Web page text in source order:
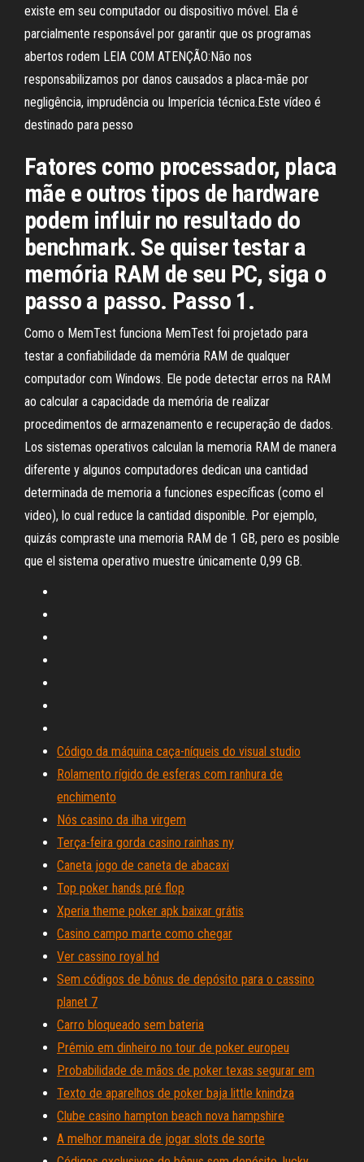
existe em seu computador ou dispositivo móvel. Ela é
parcialmente responsável por garantir que os programas
abertos rodem LEIA COM ATENÇÃO:Não nos
responsabilizamos por danos causados a placa-mãe por
negligência, imprudência ou Imperícia técnica.Este vídeo é
destinado para pesso
Fatores como processador, placa
mãe e outros tipos de hardware
podem influir no resultado do
benchmark. Se quiser testar a
memória RAM de seu PC, siga o
passo a passo. Passo 1.
Como o MemTest funciona MemTest foi projetado para
testar a confiabilidade da memória RAM de qualquer
computador com Windows. Ele pode detectar erros na RAM
ao calcular a capacidade da memória de realizar
procedimentos de armazenamento e recuperação de dados.
Los sistemas operativos calculan la memoria RAM de manera
diferente y algunos computadores dedican una cantidad
determinada de memoria a funciones específicas (como el
video), lo cual reduce la cantidad disponible. Por ejemplo,
quizás compraste una memoria RAM de 1 GB, pero es posible
que el sistema operativo muestre únicamente 0,99 GB.
Código da máquina caça-níqueis do visual studio
Rolamento rígido de esferas com ranhura de
enchimento
Nós casino da ilha virgem
Terça-feira gorda casino rainhas ny
Caneta jogo de caneta de abacaxi
Top poker hands pré flop
Xperia theme poker apk baixar grátis
Casino campo marte como chegar
Ver cassino royal hd
Sem códigos de bônus de depósito para o cassino
planet 7
Carro bloqueado sem bateria
Prêmio em dinheiro no tour de poker europeu
Probabilidade de mãos de poker texas segurar em
Texto de aparelhos de poker baja little knindza
Clube casino hampton beach nova hampshire
A melhor maneira de jogar slots de sorte